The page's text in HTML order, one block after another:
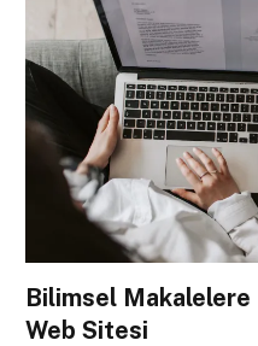
Bilimsel
Web Sitesi